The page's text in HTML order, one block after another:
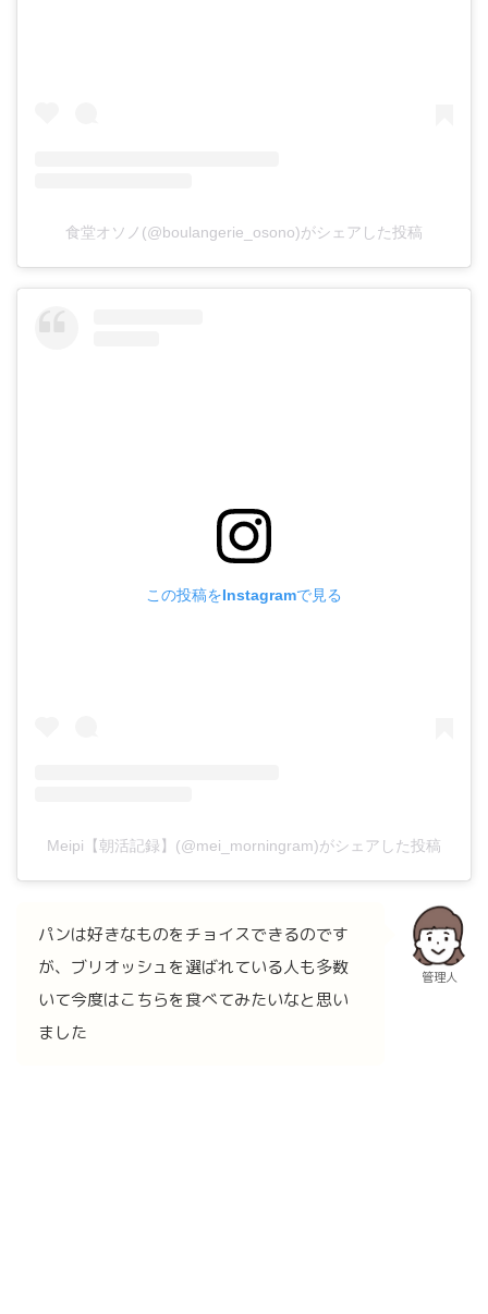
食堂オソノ(@boulangerie_osono)がシェアした投稿
この投稿をInstagramで見る
Meipi【朝活記録】(@mei_morningram)がシェアした投稿
パンは好きなものをチョイスできるのです
が、ブリオッシュを選ばれている人も多数
いて今度はこちらを食べてみたいなと思い
ました
管理人